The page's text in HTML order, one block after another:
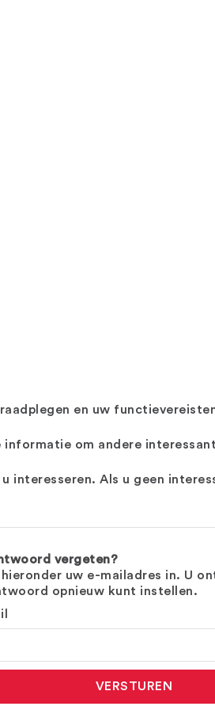
en uw
om andere
Als u geen
vergeten?
uw e-mailadres in. U
opnieuw kunt instellen.
VERSTUREN